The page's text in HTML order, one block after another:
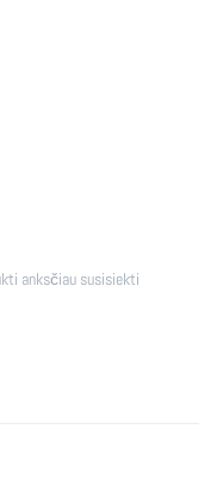
anksčiau susisiekti